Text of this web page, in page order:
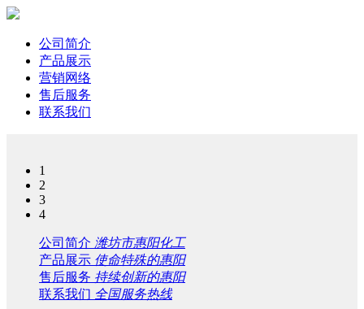
公司简介
产品展示
营销网络
售后服务
联系我们
1
2
3
4
公司简介 潍坊市惠阳化工
产品展示 使命特殊的惠阳
售后服务 持续创新的惠阳
联系我们 全国服务热线